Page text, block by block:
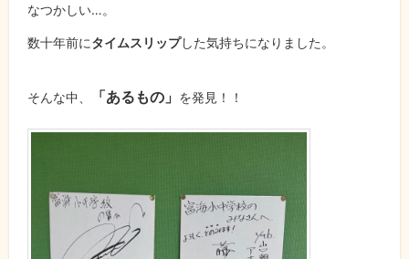
なつかしい…。
数十年前にタイムスリップした気持ちになりました。
そんな中、 「あるもの」 を発見！！